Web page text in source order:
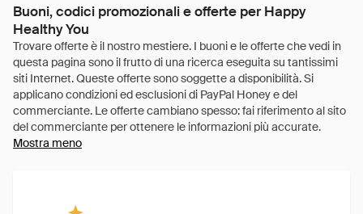
Buoni, codici promozionali e offerte per Happy
Healthy You
Mostra meno